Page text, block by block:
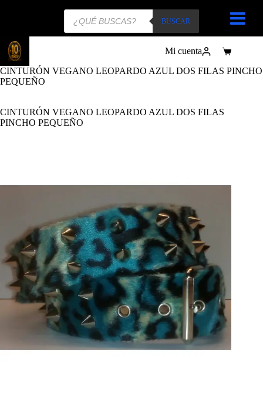
Búsqueda
BUSCAR
Mi cuenta
Carro
de
compra
CINTURÓN VEGANO LEOPARDO AZUL DOS FILAS PINCHO
PEQUEÑO
CINTURÓN VEGANO LEOPARDO AZUL DOS FILAS
PINCHO PEQUEÑO